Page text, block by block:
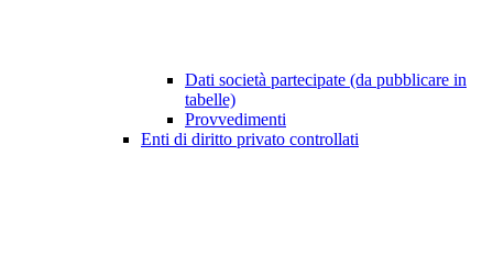
Dati società partecipate (da pubblicare in
tabelle)
Provvedimenti
Enti di diritto privato controllati